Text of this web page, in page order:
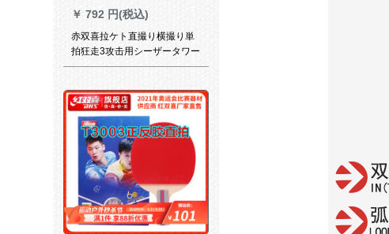
￥ 792 円(税込)
赤双喜拉ケト直撮り横撮り単
拍狂走3攻击用シーザータワー
3星4星兵パンラッケト三星T